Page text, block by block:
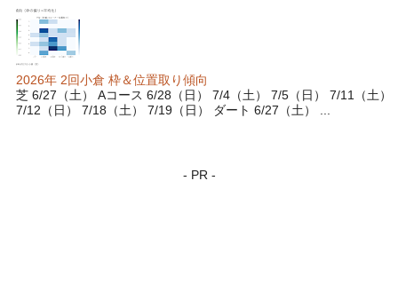
2026年 2回小倉 枠＆位置取り傾向
芝 6/27（土） Aコース 6/28（日） 7/4（土） 7/5（日） 7/11（土）
7/12（日） 7/18（土） 7/19（日） ダート 6/27（土） ...
- PR -